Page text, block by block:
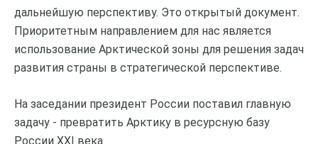
дальнейшую перспективу. Это открытый документ.
Приоритетным направлением для нас является
использование Арктической зоны для решения задач
развития страны в стратегической перспективе.
На заседании президент России поставил главную
задачу - превратить Арктику в ресурсную базу
России XXI века.